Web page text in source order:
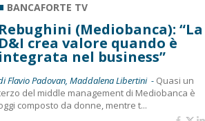
BANCAFORTE TV
Rebughini (Mediobanca): “La
D&I crea valore quando è
integrata nel business”
Flavio Padovan, Maddalena Libertini - Quasi un
del middle management di Mediobanca è
composto da donne, mentre t...